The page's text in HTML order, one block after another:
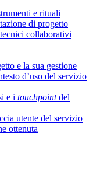
e rituali
di progetto
collaborativi
e la sua gestione
d’uso del servizio
e i touchpointdel
utente del servizio
ottenuta